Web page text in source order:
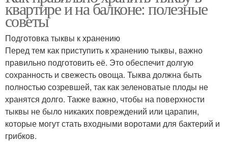
квартире и на балконе: полезные
советы
Подготовка тыквы к хранению
Перед тем как приступить к хранению тыквы, важно
правильно подготовить её. Это обеспечит долгую
сохранность и свежесть овоща. Тыква должна быть
полностью созревшей, так как зеленоватые плоды не
хранятся долго. Также важно, чтобы на поверхности
тыквы не было никаких повреждений или царапин,
которые могут стать входными воротами для бактерий и
грибков.